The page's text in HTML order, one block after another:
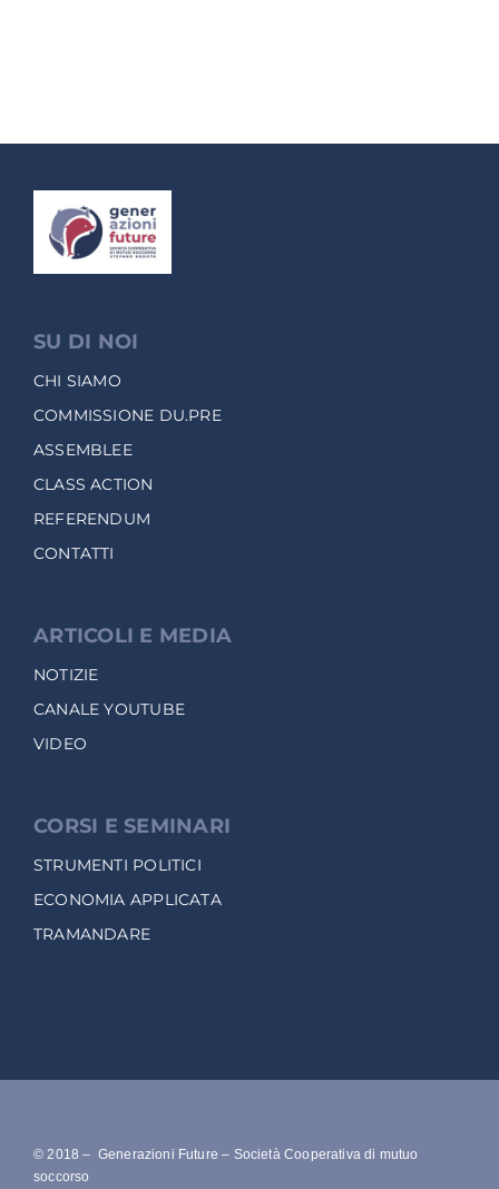
SU DI NOI
CHI SIAMO
COMMISSIONE DU.PRE
ASSEMBLEE
CLASS ACTION
REFERENDUM
CONTATTI
ARTICOLI E MEDIA
NOTIZIE
CANALE YOUTUBE
VIDEO
CORSI E SEMINARI
STRUMENTI POLITICI
ECONOMIA APPLICATA
TRAMANDARE
© 2018 – Generazioni Future – Società Cooperativa di mutuo
soccorso